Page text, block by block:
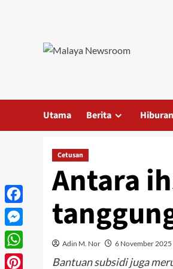
Utama Berita Hiburan
Cetusan
Antara
Adin M. Nor 6 November 2025
Bantuan subsidi juga
Facebook
Messenger
WhatsApp